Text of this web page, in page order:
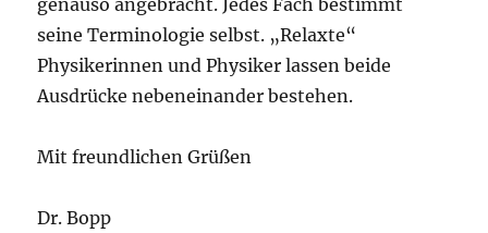
seine Terminologie selbst. „Relaxte“
Physikerinnen und Physiker lassen beide
Ausdrücke nebeneinander bestehen.
Mit freundlichen Grüßen
Dr. Bopp